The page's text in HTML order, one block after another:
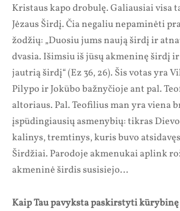
Kristaus kapo drobulę. Galiausiai visa
Jėzaus Širdį. Čia negaliu nepaminėti
žodžių: „Duosiu jums naują širdį ir
dvasia. Išimsiu iš jūsų akmeninę širdį
jautrią širdį“ (Ez 36, 26). Šis votas yra
Pilypo ir Jokūbo bažnyčioje ant pal.
altoriaus. Pal. Teofilius man yra viena
įspūdingiausių asmenybių: tikras
kalinys, tremtinys, kuris buvo atsidavęs
Širdžiai. Parodoje akmenukai aplink
akmeninė širdis susisiejo…
Kaip Tau pavyksta paskirstyti